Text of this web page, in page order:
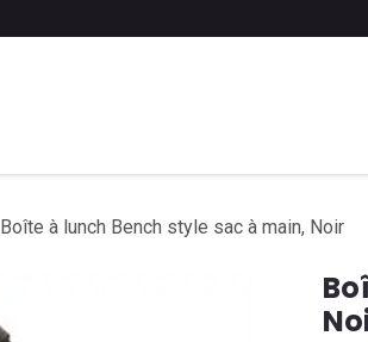
Boîte à lunch Bench style sac à main, Noir